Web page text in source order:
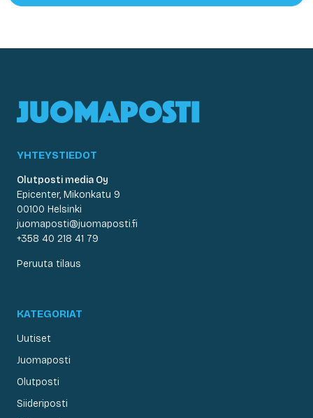
YHTEYSTIEDOT
Olutposti media Oy
Epicenter, Mikonkatu 9
00100 Helsinki
juomaposti@juomaposti.fi
+358 40 218 41 79
Peruuta tilaus
KATEGORIAT
Uutiset
Juomaposti
Olutposti
Siideriposti